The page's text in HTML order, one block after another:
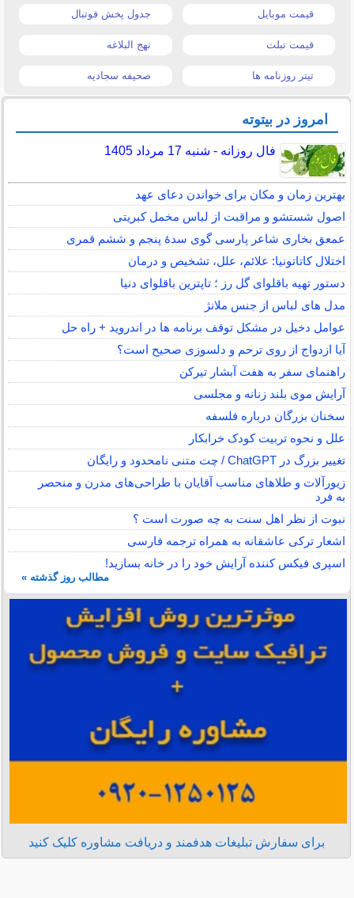
قیمت موبایل جدول پخش فوتبال
قیمت تبلت نهج البلاغه
تیتر روزنامه ها صحیفه سجادیه
امروز در بیتوته
فال روزانه - شنبه 17 مرداد 1405
بهترین زمان و مکان برای خواندن دعای عهد
اصول شستشو و مراقبت از لباس مخمل کبریتی
عمعق بخاری شاعر پارسی گوی سدهٔ پنجم و ششم قمری
اختلال کاتاتونیا: علائم، علل، تشخیص و درمان
دستور تهیه باقلوای گل رز ؛ تاپترین باقلوای دنیا
مدل های لباس از جنس ملانژ
عوامل دخیل در مشکل توقف برنامه ها در اندروید + راه حل
آیا ازدواج از روی ترحم و دلسوزی صحیح است؟
راهنمای سفر به هفت آبشار تیرکن
آرایش موی بلند زنانه و مجلسی
سخنان بزرگان درباره فلسفه
علل و نحوه تربیت کودک خرابکار
تغییر بزرگ در ChatGPT / چت متنی نامحدود و رایگان
زیورآلات و طلاهای مناسب آقایان با طراحی‌های مدرن و منحصر
به فرد
نبوت از نظر اهل سنت به چه صورت است ؟
اشعار ترکی عاشقانه به همراه ترجمه فارسی
اسپری فیکس کننده آرایش خود را در خانه بسازید!
مطالب روز گذشته »
برای سفارش تبلیغات هدفمند و دریافت مشاوره کلیک کنید